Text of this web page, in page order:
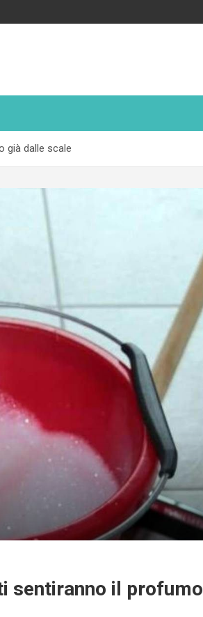
già dalle scale
sentiranno il profumo